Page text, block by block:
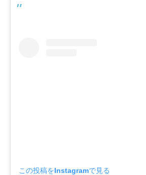
この投稿をInstagramで見る